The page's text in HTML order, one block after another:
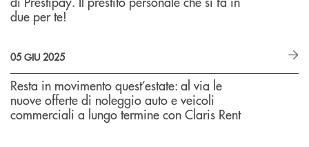
due per te!
05 GIU 2025
Resta in movimento quest’estate: al via le
nuove offerte di noleggio auto e veicoli
commerciali a lungo termine con Claris Rent